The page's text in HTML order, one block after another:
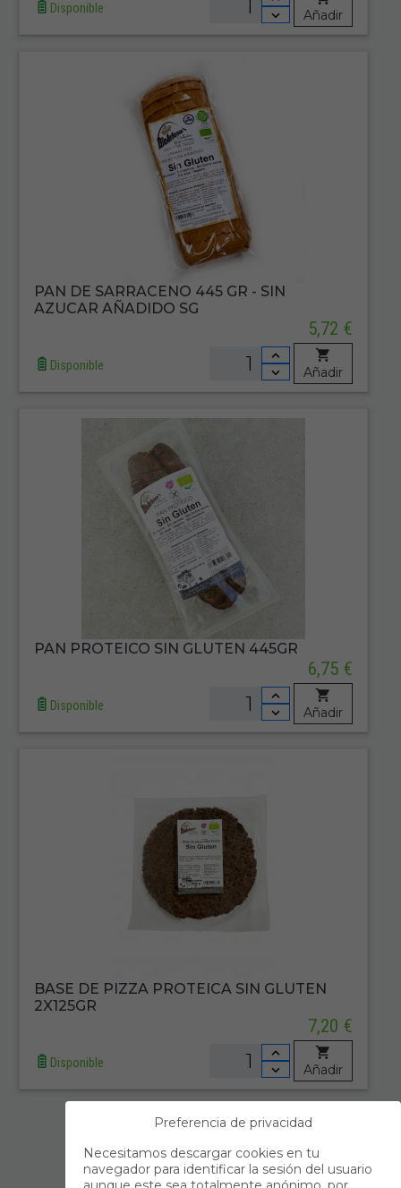
Disponible Añadir
PAN DE SARRACENO 445 GR - SIN
AZUCAR AÑADIDO SG
5,72 €
Disponible Añadir
PAN PROTEICO SIN GLUTEN 445GR
6,75 €
Disponible Añadir
BASE DE PIZZA PROTEICA SIN GLUTEN
2X125GR
7,20 €
Disponible Añadir
1
Preferencia de privacidad
Necesitamos descargar cookies en tu
navegador para identificar la sesión del usuario